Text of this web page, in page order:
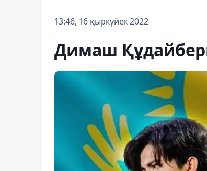
13:46, 16 қыркүйек 2022
Димаш